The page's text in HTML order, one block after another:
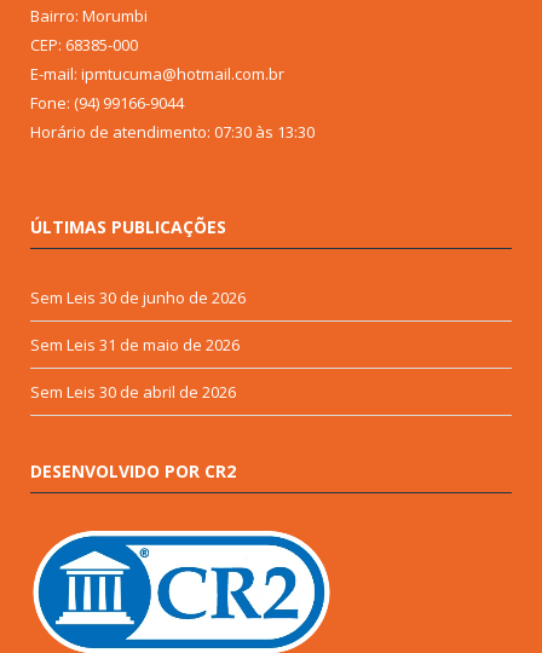
Bairro: Morumbi
CEP: 68385-000
E-mail: ipmtucuma@hotmail.com.br
Fone: (94) 99166-9044
Horário de atendimento: 07:30 às 13:30
ÚLTIMAS PUBLICAÇÕES
Sem Leis 30 de junho de 2026
Sem Leis 31 de maio de 2026
Sem Leis 30 de abril de 2026
DESENVOLVIDO POR CR2